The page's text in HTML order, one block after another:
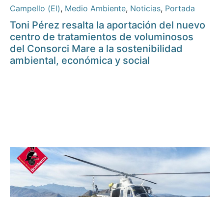
Campello (El), Medio Ambiente, Noticias, Portada
Toni Pérez resalta la aportación del nuevo
centro de tratamientos de voluminosos
del Consorci Mare a la sostenibilidad
ambiental, económica y social